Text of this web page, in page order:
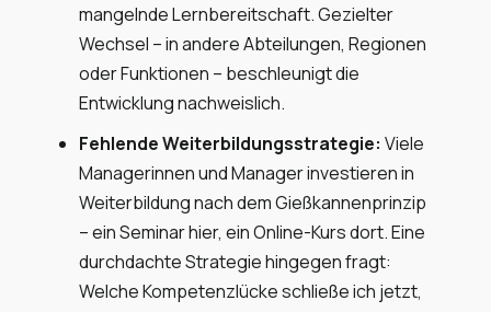
mangelnde Lernbereitschaft. Gezielter
Wechsel – in andere Abteilungen, Regionen
oder Funktionen – beschleunigt die
Entwicklung nachweislich.
Fehlende Weiterbildungsstrategie: Viele
Managerinnen und Manager investieren in
Weiterbildung nach dem Gießkannenprinzip
– ein Seminar hier, ein Online-Kurs dort. Eine
durchdachte Strategie hingegen fragt:
Welche Kompetenzlücke schließe ich jetzt,